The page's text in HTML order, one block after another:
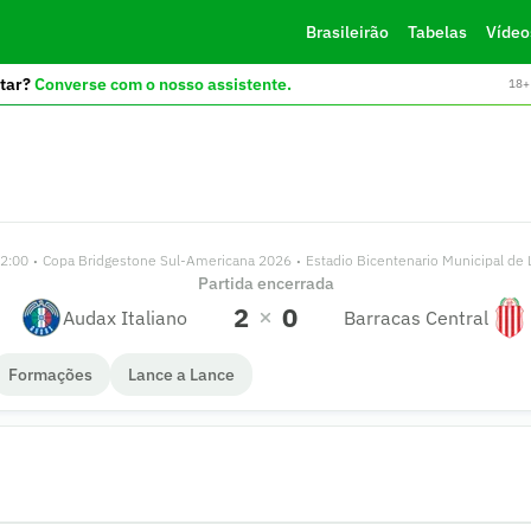
Brasileirão Tabelas
Converse com o nosso assistente.
• Copa Bridgestone Sul-Americana 2026 • Estadio Bicentenario Municipal de
Partida encerrada
Audax Italiano 2 0 Barracas Central
Formações Lance a Lance